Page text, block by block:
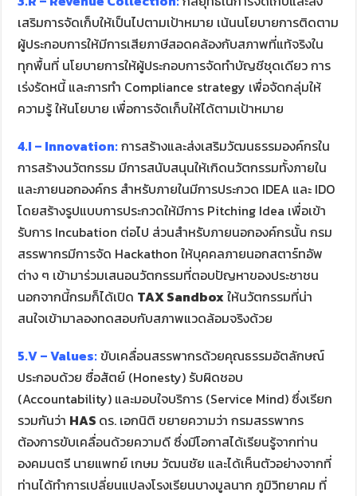
เสริมการจัดเก็บให้เป็นไปตามเป้าหมาย เน้นนโยบายการติดตาม
ผู้ประกอบการให้มีการเสียภาษีสอดคล้องกับสภาพที่แท้จริงใน
ทุกพื้นที่ นโยบายการให้ผู้ประกอบการจัดทำบัญชีชุดเดียว การ
เร่งรัดหนี้ และการทำ Compliance strategy เพื่อจัดกลุ่มให้
ความรู้ ให้นโยบาย เพื่อการจัดเก็บให้ได้ตามเป้าหมาย
4.I – Innovation:การสร้างและส่งเสริมวัฒนธรรมองค์กรใน
การสร้างนวัตกรรม มีการสนับสนุนให้เกิดนวัตกรรมทั้งภายใน
และภายนอกองค์กร สำหรับภายในมีการประกวด IDEA และ IDO
โดยสร้างรูปแบบการประกวดให้มีการ Pitching Idea เพื่อเข้า
รับการ Incubation ต่อไป ส่วนสำหรับภายนอกองค์กรนั้น กรม
สรรพากรมีการจัด Hackathon ให้บุคคลภายนอกสตาร์ทอัพ
ต่าง ๆ เข้ามาร่วมเสนอนวัตกรรมที่ตอบปัญหาของประชาชน
นอกจากนี้กรมก็ได้เปิด TAX Sandboxให้นวัตกรรมที่น่า
สนใจเข้ามาลองทดสอบกับสภาพแวดล้อมจริงด้วย
5.V – Values: ขับเคลื่อนสรรพากรด้วยคุณธรรมอัตลักษณ์
ประกอบด้วย ซื่อสัตย์ (Honesty) รับผิดชอบ
(Accountability) และมอบใจบริการ (Service Mind) ซึ่งเรียก
รวมกันว่า HAS ดร. เอกนิติ ขยายความว่า กรมสรรพากร
ต้องการขับเคลื่อนด้วยความดี ซึ่งมีโอกาสได้เรียนรู้จากท่าน
องคมนตรี นายแพทย์ เกษม วัฒนชัย และได้เห็นตัวอย่างจากที่
ท่านได้ทำการเปลี่ยนแปลงโรงเรียนบางมูลนาก ภูมิวิทยาคม ที่